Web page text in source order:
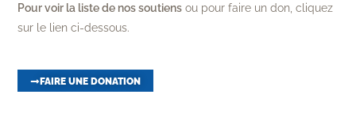
Pour voir la liste de nos soutiens ou pour faire un don, cliquez
sur le lien ci-dessous.
FAIRE UNE DONATION